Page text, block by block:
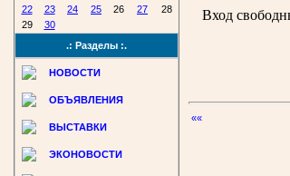
22
23 24 25 26 27
28
29
30
.: Разделы :.
НОВОСТИ
ОБЪЯВЛЕНИЯ
ВЫСТАВКИ
ЭКОНОВОСТИ
Вход
««